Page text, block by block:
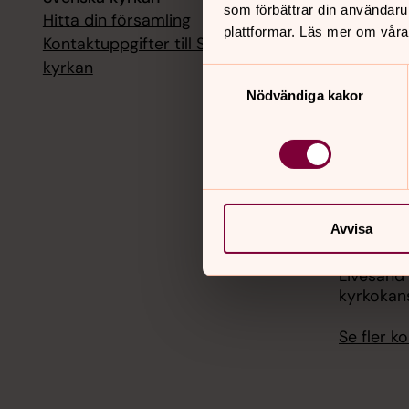
som förbättrar din
plattformar. Läs mer om
Nödvändiga kakor
Avvisa
Hitta din församling
Kontaktuppgifter till Svenska
kyrkan
1
Se fler